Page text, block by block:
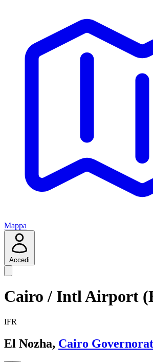
Mappa
Accedi
Cairo / Intl Airport
IFR
El Nozha, Cairo